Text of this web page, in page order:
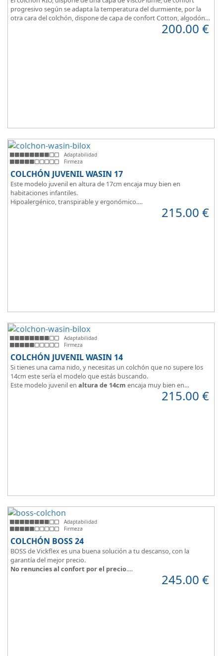
progresivo según se adapta la temperatura del durmiente, por la
otra cara del colchón, dispone de capa de confort Cotton, algodón
100% que brinda una sensación de confort inmediata.200.00 €
Adaptabilidad
Firmeza
COLCHÓN JUVENIL WASIN 17
Este modelo juvenil en altura de 17cm encaja muy bien en
habitaciones infantiles.
Hipoalergénico, transpirable y ergonómico.
215.00 €
Adaptabilidad
Firmeza
COLCHÓN JUVENIL WASIN 14
Si tienes una cama nido, y necesitas un colchón que no supere los
14cm este sería el modelo que estás buscando.
Este modelo juvenil en altura de 14cm encaja muy bien en
215.00 €
Adaptabilidad
Firmeza
COLCHÓN BOSS 24
BOSS de Vickflex es una buena solución a tu descanso, con la
garantía del mejor precio.
No renuncies al confort por el precio.
núcleo firme y resistenteque combinado
con su material viscoelástico ViscoPlume en ambas caras y algodón
245.00 €